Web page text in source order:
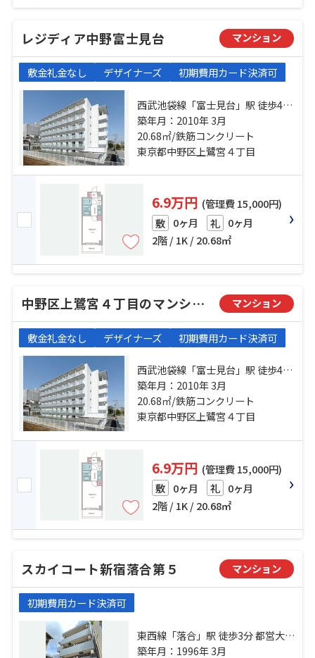
レジディア中野富士見台 マンション
敷金礼金なし デザイナーズ 初期費用カード決済可
西武池袋線「富士見台」駅 徒歩4分
西武池袋線「中村橋」駅 徒歩12分
西武新宿線「下井草」駅 徒歩18分
築年月：2010年 3月
20.68㎡/鉄筋コンクリート
東京都中野区上鷺宮４丁目
6.9万円 (管理費 15,000円)
敷 0ヶ月 礼 0ヶ月
2階 / 1K / 20.68㎡
中野区上鷺宮４丁目のマンション マンション
敷金礼金なし デザイナーズ 初期費用カード決済可
西武池袋線「富士見台」駅 徒歩4分
西武池袋線「中村橋」駅 徒歩12分
西武新宿線「下井草」駅 徒歩18分
築年月：2010年 3月
20.68㎡/鉄筋コンクリート
東京都中野区上鷺宮４丁目
6.9万円 (管理費 15,000円)
敷 0ヶ月 礼 0ヶ月
2階 / 1K / 20.68㎡
スカイコート新宿落合第５ マンション
初期費用カード決済可
東西線「落合」駅 徒歩3分 都営大江
戸線「中井」駅 徒歩4分 西武新宿線
築年月：1996年 3月